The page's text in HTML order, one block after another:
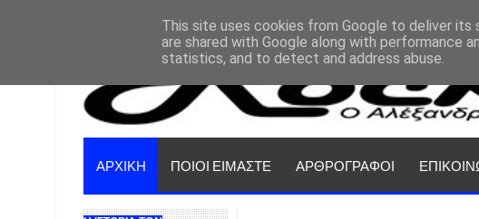
ΑΡΧΙΚΗ ΠΟΙΟΙ ΕΙΜΑΣΤΕ ΑΡΘΡΟΓΡΑΦΟΙ
This site uses cookies from Google to deliver its
are shared with Google along with performance
statistics, and to detect and address abuse.